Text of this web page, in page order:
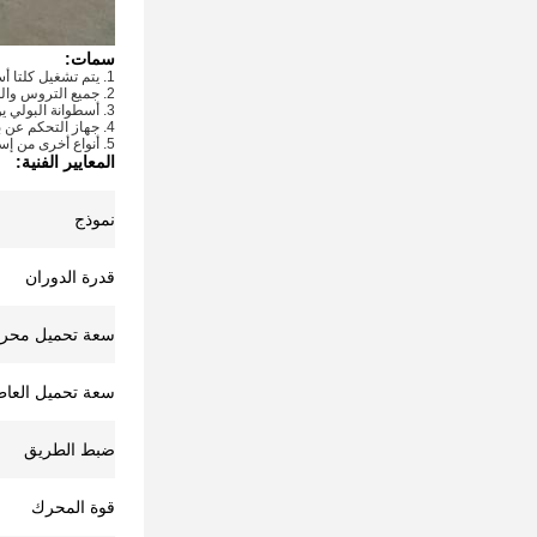
سمات:
1. يتم تشغيل كلتا أسطوانات الدفع بواسطة محرك تروس مباشر للخدمة الشاقة ومحرك فرامل.
2. جميع التروس والمحامل محكمة الغلق ومشحمة بالكامل من أجل حياة طويلة وآمنة.
3. أسطوانة البولي يوريثين ، الأسطوانة المطاطية أو الأسطوانة الفولاذية كلها متوفرة.
4. جهاز التحكم عن بعد أو صندوق التحكم اللاسلكي مع شاشة رقمية لسرعة الدوران.
5. أنواع أخرى من إسطوانات التدوير مثل إسطوانات تركيب الخزان ، وإسطوانات اللحام ذات المحاذاة الذاتية.
المعايير الفنية:
نموذج
قدرة الدوران
سعة تحميل
سعة تحميل
ضبط الطريق
قوة المحرك